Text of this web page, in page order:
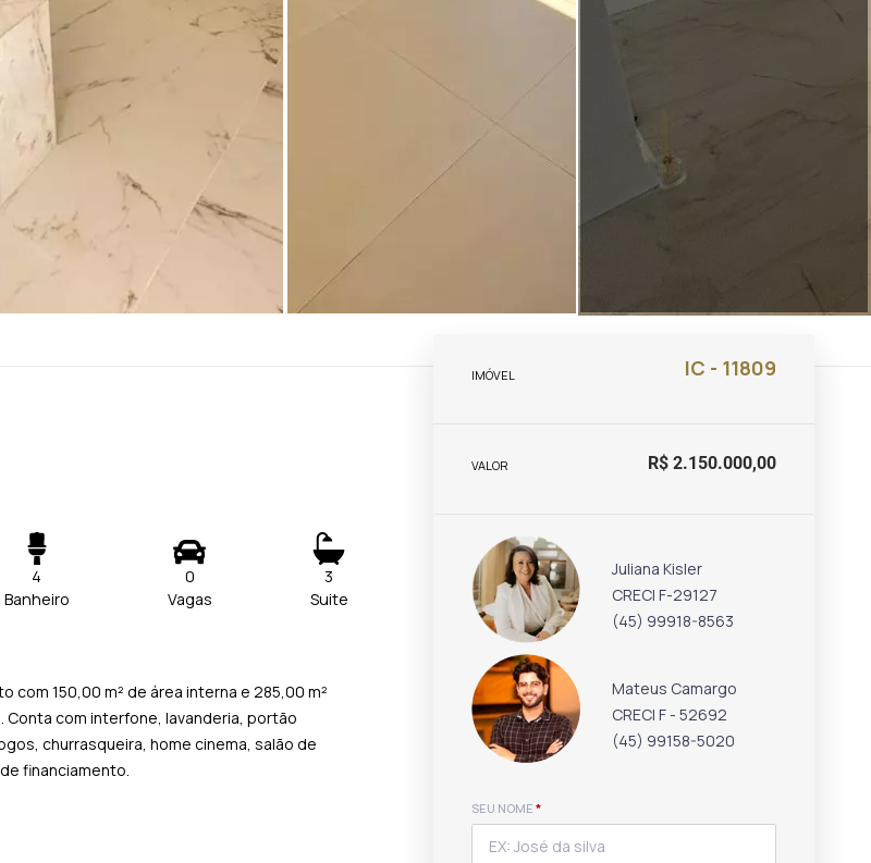
4
Banheiro
0
Vagas
3
Suite
com 150,00 m² de área interna e 285,00 m²
Conta com interfone, lavanderia, portão
churrasqueira, home cinema, salão de
financiamento.
IMÓVEL IC - 11809
VALOR R$ 2.150.000,00
Juliana Kisler
CRECI F-29127
(45) 99918-8563
Mateus Camargo
CRECI F - 52692
(45) 99158-5020
SEU NOME *